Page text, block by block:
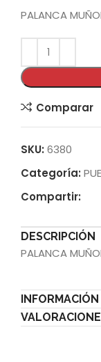
PALANCA
Comparar
SKU: 6380
Categoría:
Compartir:
DESCRIPCIÓN
PALANCA